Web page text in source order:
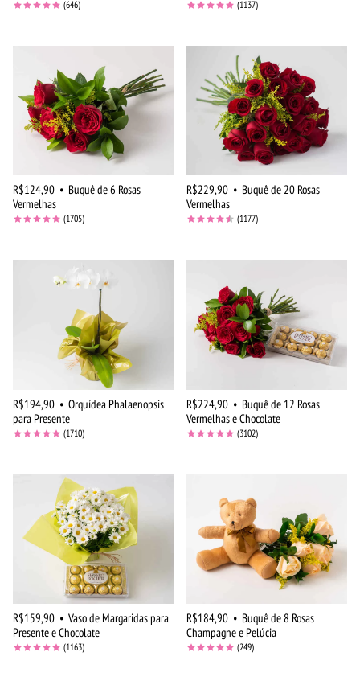
(646) (1137)
R$124,90 • Buquê de 6 Rosas
Vermelhas
(1705)
R$229,90 • Buquê de 20 Rosas
Vermelhas
(1177)
R$194,90 • Orquídea Phalaenopsis
para Presente
(1710)
R$224,90 • Buquê de 12 Rosas
Vermelhas e Chocolate
(3102)
R$159,90 • Vaso de Margaridas para
Presente e Chocolate
(1163)
R$184,90 • Buquê de 8 Rosas
Champagne e Pelúcia
(249)